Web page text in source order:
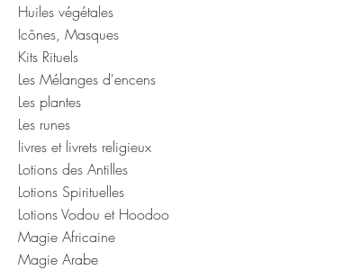
Huiles végétales
Icônes, Masques
Kits Rituels
Les Mélanges d'encens
Les plantes
Les runes
livres et livrets religieux
Lotions des Antilles
Lotions Spirituelles
Lotions Vodou et Hoodoo
Magie Africaine
Magie Arabe